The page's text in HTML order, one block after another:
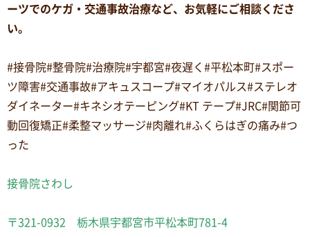
ーツでのケガ・交通事故治療など、お気軽にご相談くださ
い。
#接骨院#整骨院#治療院#宇都宮#夜遅く#平松本町#スポー
ツ障害#交通事故#アキュスコープ#マイオパルス#ステレオ
ダイネーター#キネシオテーピング#KT テープ#JRC#関節可
動回復矯正#柔整マッサージ#肉離れ#ふくらはぎの痛み#つ
った
接骨院さわし
〒321-0932 栃木県宇都宮市平松本町781-4